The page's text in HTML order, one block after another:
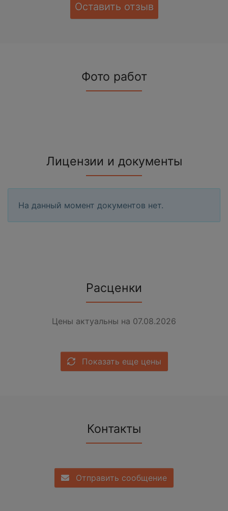
Оставить отзыв
Фото работ
Лицензии и документы
На данный момент документов нет.
Расценки
Цены актуальны на 07.08.2026
Показать еще цены
Контакты
Отправить сообщение